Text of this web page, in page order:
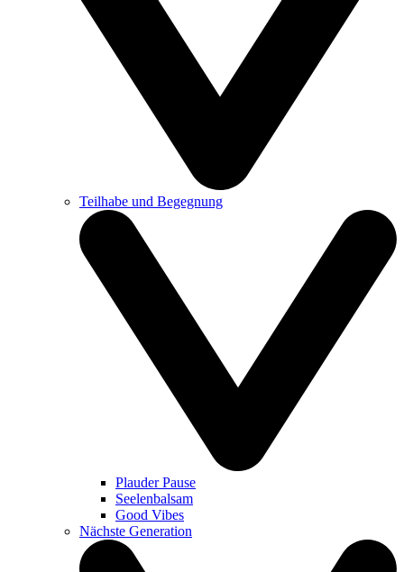
Teilhabe und Begegnung
Plauder Pause
Seelenbalsam
Good Vibes
Nächste Generation